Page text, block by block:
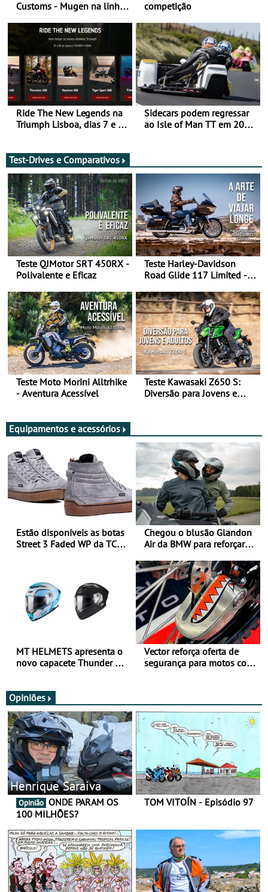
Customs - Mugen na linha
ganhar
competição
Ride The New Legends na
Triumph Lisboa, dias 7 e 8
Sidecars podem regressar
ao Isle of Man TT em 2027
Test-Drives e Comparativos
Teste QJMotor SRT 450RX -
Polivalente e Eficaz
Teste Harley-Davidson
Road Glide 117 Limited - A
Teste Moto Morini Alltrhike
- Aventura Acessível
Teste Kawasaki Z650 S:
Diversão para Jovens e
Equipamentos e acessórios
Estão disponíveis as botas
Street 3 Faded WP da TCX
Chegou o blusão Glandon
Air da BMW para reforçar
verão
MT HELMETS apresenta o
novo capacete Thunder 4 R
Vector reforça oferta de
segurança para motos com
Opiniões
Henrique Saraiva
Opinião
100 MILHÕES?
TOM VITOÍN - Episódio 97